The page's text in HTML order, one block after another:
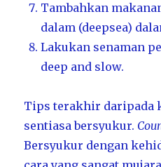
Tambahkan
dalam (deepsea)
Lakukan senaman
deep and slow.
Tips terakhir daripada
sentiasa bersyukur.
Bersyukur dengan